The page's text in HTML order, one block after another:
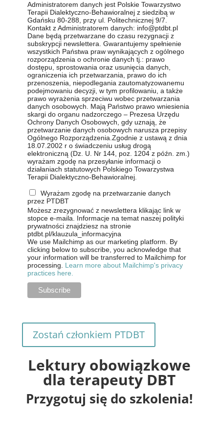
Administratorem danych jest Polskie Towarzystwo
Terapii Dialektyczno-Behawioralnej z siedzibą w
Gdańsku 80-288, przy ul. Politechnicznej 9/7.
Kontakt z Administratorem danych: info@ptdbt.pl
Dane będą przetwarzane do czasu rezygnacji z
subskrypcji newslettera. Gwarantujemy spełnienie
wszystkich Państwa praw wynikających z ogólnego
rozporządzenia o ochronie danych tj.: prawo
dostępu, sprostowania oraz usunięcia danych,
ograniczenia ich przetwarzania, prawo do ich
przenoszenia, niepodlegania zautomatyzowanemu
podejmowaniu decyzji, w tym profilowaniu, a także
prawo wyrażenia sprzeciwu wobec przetwarzania
danych osobowych. Mają Państwo prawo wniesienia
skargi do organu nadzorczego – Prezesa Urzędu
Ochrony Danych Osobowych, gdy uznają, że
przetwarzanie danych osobowych narusza przepisy
Ogólnego Rozporządzenia.Zgodnie z ustawą z dnia
18.07.2002 r o świadczeniu usług drogą
elektroniczną (Dz. U. Nr 144, poz. 1204 z późn. zm.)
wyrażam zgodę na przesyłanie informacji o
działaniach statutowych Polskiego Towarzystwa
Terapii Dialektyczno-Behawioralnej.
Wyrażam zgodę na przetwarzanie danych
przez PTDBT
Możesz zrezygnować z newslettera klikając link w
stopce e-maila. Informacje na temat naszej polityki
prywatności znajdziesz na stronie
ptdbt.pl/klauzula_informacyjna
We use Mailchimp as our marketing platform. By
clicking below to subscribe, you acknowledge that
your information will be transferred to Mailchimp for
processing. Learn more about Mailchimp's privacy
practices here.
Zostań członkiem PTDBT
Lektury obowiązkowe
dla terapeuty DBT
Przygotuj się do szkolenia!